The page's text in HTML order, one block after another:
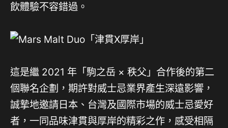
飲體驗不容錯過。
這是繼 2021 年「駒之岳 × 秩父」合作後的第二
個聯名企劃，期許對威士忌業界產生深遠影響，
誠摯地邀請日本、台灣及國際市場的威士忌愛好
者，一同品味津貫與厚岸的精彩之作，感受相隔